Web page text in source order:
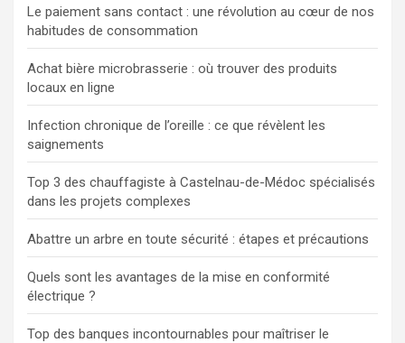
Le paiement sans contact : une révolution au cœur de nos
habitudes de consommation
Achat bière microbrasserie : où trouver des produits
locaux en ligne
Infection chronique de l’oreille : ce que révèlent les
saignements
Top 3 des chauffagiste à Castelnau-de-Médoc spécialisés
dans les projets complexes
Abattre un arbre en toute sécurité : étapes et précautions
Quels sont les avantages de la mise en conformité
électrique ?
Top des banques incontournables pour maîtriser le